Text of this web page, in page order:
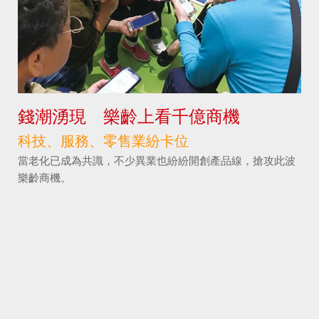
錢潮湧現 樂齡上看千億商機
科技、服務、零售業紛卡位
當老化已成為共識，不少異業也紛紛開創產品線，搶攻此波
樂齡商機。